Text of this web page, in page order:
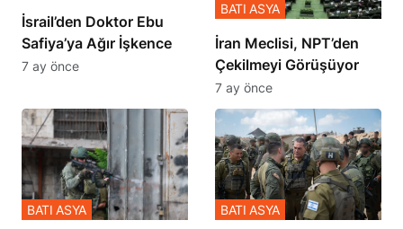
İsrail’den Doktor Ebu
Safiya’ya Ağır İşkence
7 ay önce
İran Meclisi, NPT’den
Çekilmeyi Görüşüyor
BATI ASYA
7 ay önce
BATI ASYA BATI ASYA